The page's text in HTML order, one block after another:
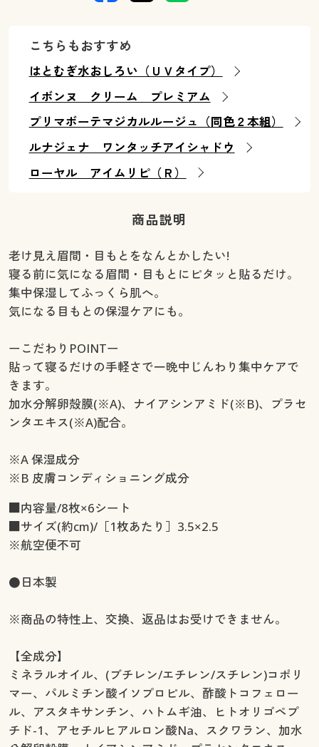
こちらもおすすめ
はとむぎ水おしろい（ＵＶタイプ）
イボンヌ クリーム プレミアム
プリマボーテマジカルルージュ（同色２本組）
ルナジェナ ワンタッチアイシャドウ
ローヤル アイムリピ（Ｒ）
商品説明
老け見え眉間・目もとをなんとかしたい!
寝る前に気になる眉間・目もとにピタッと貼るだけ。
集中保湿してふっくら肌へ。
気になる目もとの保湿ケアにも。
ーこだわりPOINTー
貼って寝るだけの手軽さで一晩中じんわり集中ケアで
きます。
加水分解卵殻膜(※A)、ナイアシンアミド(※B)、プラセ
ンタエキス(※A)配合。
※A 保湿成分
※B 皮膚コンディショニング成分
■内容量/8枚×6シート
■サイズ(約cm)/［1枚あたり］3.5×2.5
※航空便不可
●日本製
※商品の特性上、交換、返品はお受けできません。
【全成分】
ミネラルオイル、(ブチレン/エチレン/スチレン)コポリ
マー、パルミチン酸イソプロピル、酢酸トコフェロー
ル、アスタキサンチン、ハトムギ油、ヒトオリゴペプ
チド-1、アセチルヒアルロン酸Na、スクワラン、加水